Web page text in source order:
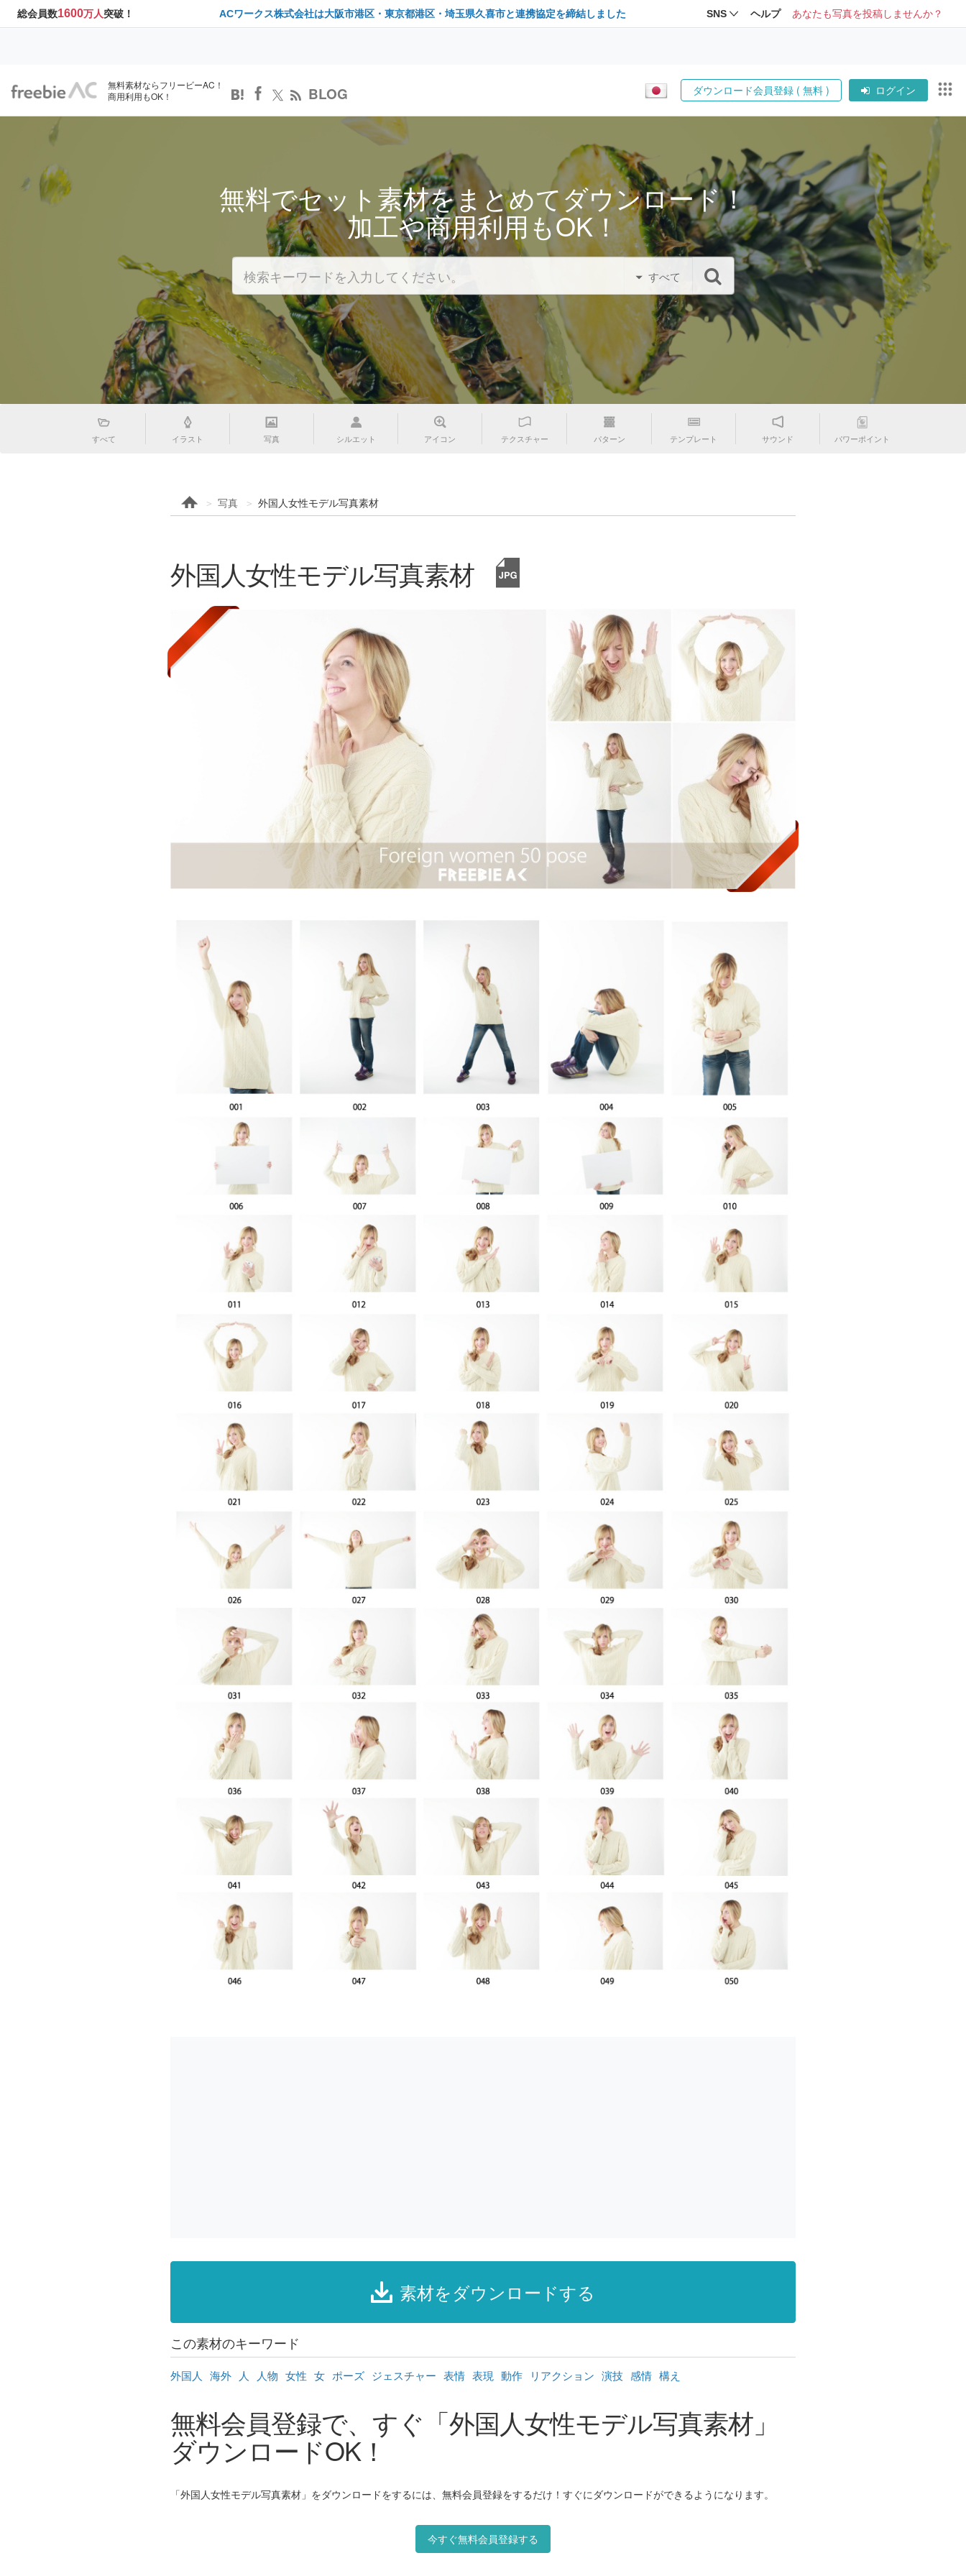
総会員数1600万人突破！ ACワークス株式会社は大阪市港区・東京都港区・埼玉県久喜市と連携協定を締結しました SNS ヘルプ あなたも写真を投稿しませんか？
無料素材ならフリービーAC！
商用利用もOK！
BLOG ダウンロード会員登録 ( 無料 ) ログイン
無料でセット素材をまとめてダウンロード！
加工や商用利用もOK！
すべて
すべて イラスト 写真 シルエット アイコン テクスチャー パターン テンプレート サウンド パワーポイント
写真 外国人女性モデル写真素材
外国人女性モデル写真素材
素材をダウンロードする
この素材のキーワード
外国人 海外 人 人物 女性 女 ポーズ ジェスチャー 表情 表現 動作 リアクション 演技 感情 構え
無料会員登録で、すぐ「外国人女性モデル写真素材」
ダウンロードOK！
「外国人女性モデル写真素材」をダウンロードをするには、無料会員登録をするだけ！すぐにダウンロードができるようになります。
今すぐ無料会員登録する